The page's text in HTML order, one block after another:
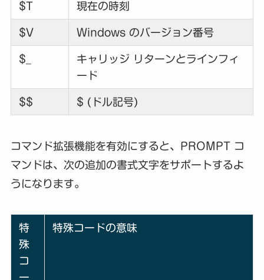
$T 現在の時刻
$V Windows のバージョン番号
$_
キャリッジ リターンとラインフィ
ード
$$ $ (ドル記号)
コマンド拡張機能を有効にすると、PROMPT コ
マンドは、次の追加の書式文字をサポートするよ
うになります。
特
殊
コ
ー
特殊コードの意味